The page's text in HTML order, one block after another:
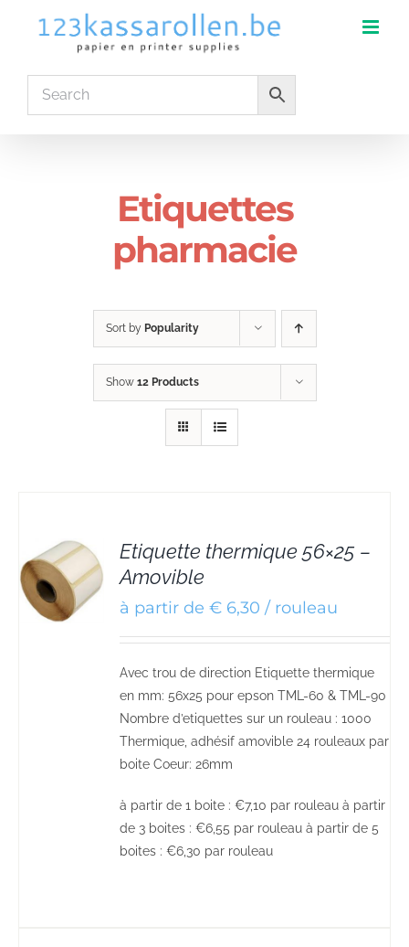
Etiquettes
pharmacie
Sort by Popularity
Show 12 Products
Etiquette thermique 56×25 –
Amovible
à partir de € 6,30 / rouleau
Avec trou de direction Etiquette thermique
en mm: 56x25 pour epson TML-60 & TML-90
Nombre d’etiquettes sur un rouleau : 1000
Thermique, adhésif amovible 24 rouleaux par
boite Coeur: 26mm
à partir de 1 boite : €7,10 par rouleau à partir
de 3 boites : €6,55 par rouleau à partir de 5
boites : €6,30 par rouleau